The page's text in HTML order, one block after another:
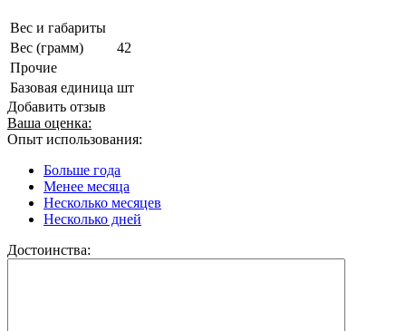
Вес и габариты
Вес (грамм)
42
Прочие
Базовая единица шт
Добавить отзыв
Ваша оценка:
Опыт использования:
Больше года
Менее месяца
Несколько месяцев
Несколько дней
Достоинства: